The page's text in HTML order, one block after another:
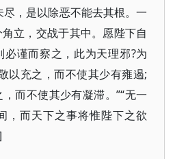
，是以除恶不能去其根。一
立，交战于其中。愿陛下自
谨而察之，此为天理邪?为
以充之，而不使其少有雍遏;
而不使其少有凝滞。”“无一
，而天下之事将惟陛下之欲